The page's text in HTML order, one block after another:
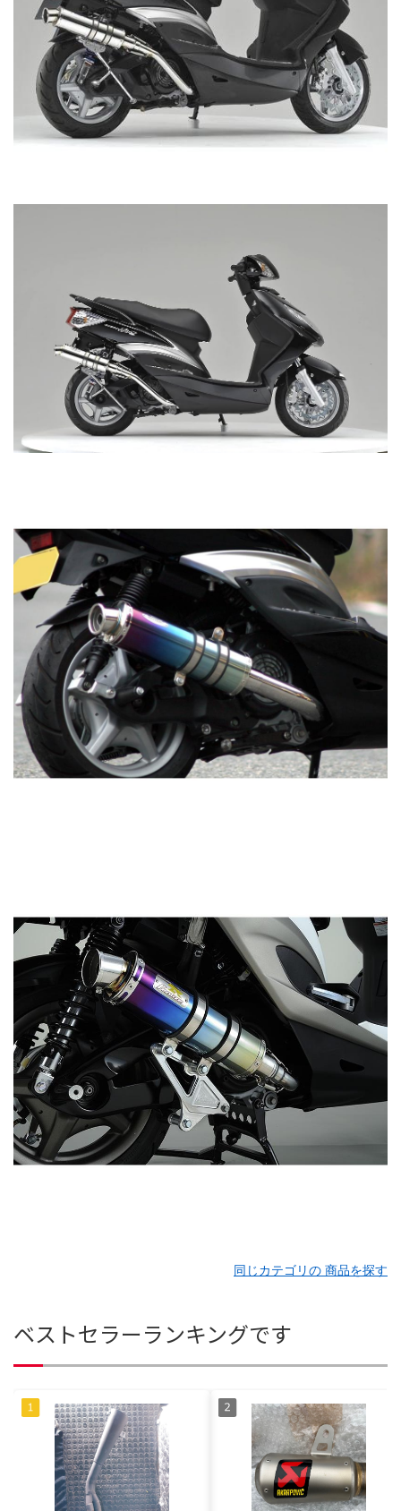
同じカテゴリの 商品を探す
ベストセラーランキングです